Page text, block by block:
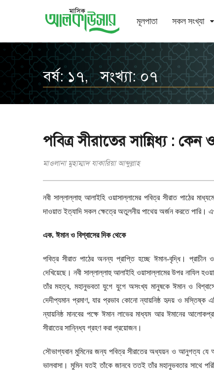
মূলপাতা সকল সংখ্যা
বর্ষ: ১৭, সংখ্যা: ০৭
পবিত্র সীরাতের সান্নিধ্য : কেন
মাওলানা মুহাম্মাদ যাকারিয়া আব্দুল্লাহ
নবী সাল্লাল্লাহু আলাইহি ওয়াসাল্লামের পবিত্র সীরাত পাঠের
দাওয়াত ইত্যাদি সকল ক্ষেত্রে অতুলনীয় পাথেয় অর্জন করতে পারি।
এক. ঈমান ও বিশ্বাসের দিক থেকে
পবিত্র সীরাত পাঠের অনন্য প্রাপ্তি হচ্ছে ঈমান-বৃদ্ধি। প্রাচীন
দেখিয়েছে। নবী সাল্লাল্লাহু আলাইহি ওয়াসাল্লামের উপর নাযিল
তাঁর মহত্ব, মহানুভবতা যুগে যুগে অসংখ্য মানুষকে ঈমান ও
দেদীপ্যমান প্রমাণ,যার প্রভাব কোনো ন্যায়নিষ্ঠ হৃদয় ও মস্তিষ্ক
ন্যায়নিষ্ঠ মানবের পক্ষে ঈমান লাভের মাধ্যম আর ঈমানের
সীরাতের সান্নিধ্য গ্রহণ করা প্রয়োজন।
সৌভাগ্যবান মুমিনের জন্য পবিত্র সীরাতের অধ্যয়ন ও আনুগত্য যে
ভালবাসা। মুমিন যতই তাঁকে জানবে ততই তাঁর মহানুভবতার সাথে